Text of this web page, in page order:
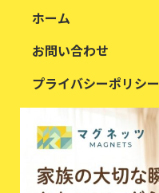
ホーム
お問い合わせ
プライバシーポリシー